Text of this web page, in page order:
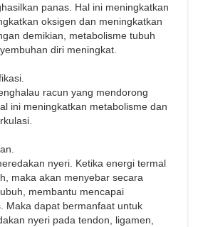
panas. Hal ini meningkatkan
oksigen dan meningkatkan
demikian, metabolisme tubuh
diri meningkat.
racun yang mendorong
ini meningkatkan metabolisme dan
nyeri. Ketika energi termal
maka akan menyebar secara
membantu mencapai
Maka dapat bermanfaat untuk
nyeri pada tendon, ligamen,